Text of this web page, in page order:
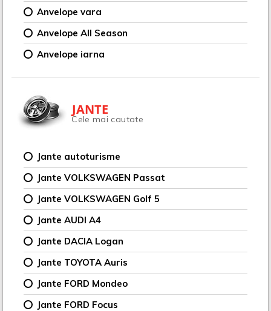
Anvelope vara
Anvelope All Season
Anvelope iarna
JANTE
Cele mai cautate
Jante autoturisme
Jante VOLKSWAGEN Passat
Jante VOLKSWAGEN Golf 5
Jante AUDI A4
Jante DACIA Logan
Jante TOYOTA Auris
Jante FORD Mondeo
Jante FORD Focus